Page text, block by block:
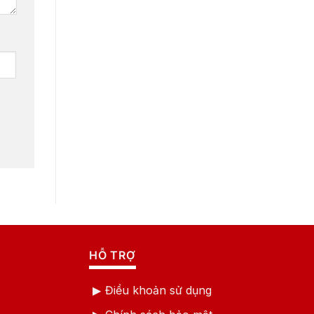
HỖ TRỢ
Điều khoản sử dụng